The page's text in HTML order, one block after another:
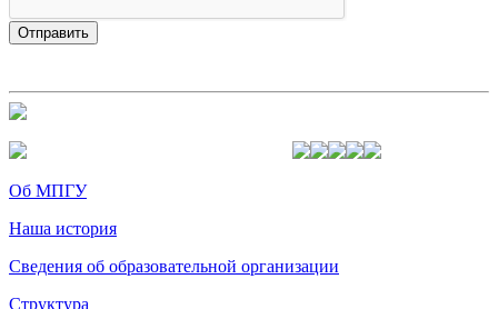
Об МПГУ
Наша история
Сведения об образовательной организации
Структура